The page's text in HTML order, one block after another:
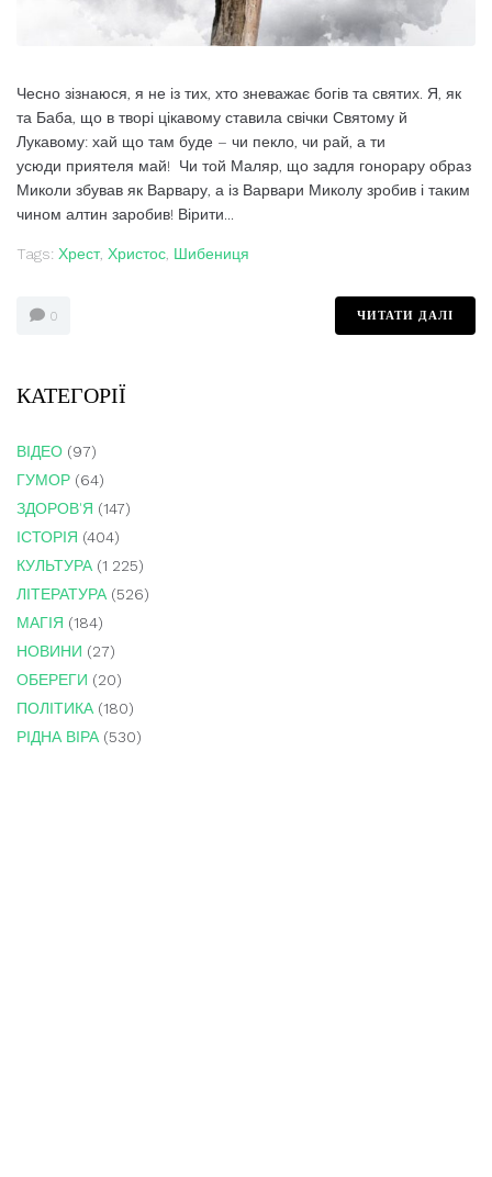
Чесно зізнаюся, я не із тих, хто зневажає богів та святих. Я, як
та Баба, що в творі цікавому ставила свічки Святому й
Лукавому: хай що там буде – чи пекло, чи рай, а ти
усюди приятеля май! Чи той Маляр, що задля гонорару образ
Миколи збував як Варвару, а із Варвари Миколу зробив і таким
чином алтин заробив! Вірити...
Tags: Хрест, Христос Шибениця
0 ЧИТАТИ ДАЛІ
КАТЕГОРІЇ
ВІДЕО (97)
ГУМОР (64)
ЗДОРОВ'Я (147)
ІСТОРІЯ (404)
КУЛЬТУРА (1 225)
ЛІТЕРАТУРА (526)
МАГІЯ (184)
НОВИНИ (27)
ОБЕРЕГИ (20)
ПОЛІТИКА (180)
РІДНА ВІРА (530)